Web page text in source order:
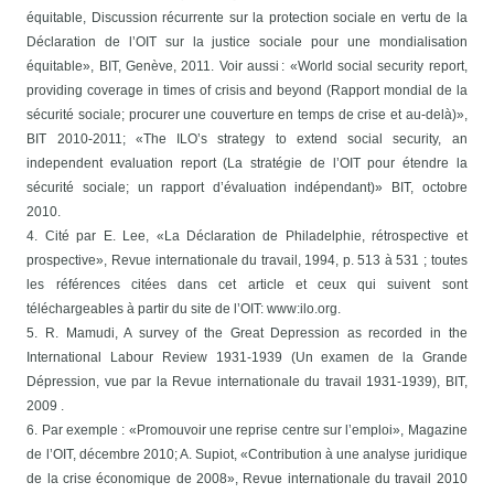
équitable, Discussion récurrente sur la protection sociale en vertu de la
Déclaration de l’OIT sur la justice sociale pour une mondialisation
équitable», BIT, Genève, 2011. Voir aussi : «World social security report,
providing coverage in times of crisis and beyond (Rapport mondial de la
sécurité sociale; procurer une couverture en temps de crise et au-delà)»,
BIT 2010-2011; «The ILO’s strategy to extend social security, an
independent evaluation report (La stratégie de l’OIT pour étendre la
sécurité sociale; un rapport d’évaluation indépendant)» BIT, octobre
2010.
4. Cité par E. Lee, «La Déclaration de Philadelphie, rétrospective et
prospective», Revue internationale du travail, 1994, p. 513 à 531 ; toutes
les références citées dans cet article et ceux qui suivent sont
téléchargeables à partir du site de l’OIT: www:ilo.org.
5. R. Mamudi, A survey of the Great Depression as recorded in the
International Labour Review 1931-1939 (Un examen de la Grande
Dépression, vue par la Revue internationale du travail 1931-1939), BIT,
2009 .
6. Par exemple : «Promouvoir une reprise centre sur l’emploi», Magazine
de l’OIT, décembre 2010; A. Supiot, «Contribution à une analyse juridique
de la crise économique de 2008», Revue internationale du travail 2010